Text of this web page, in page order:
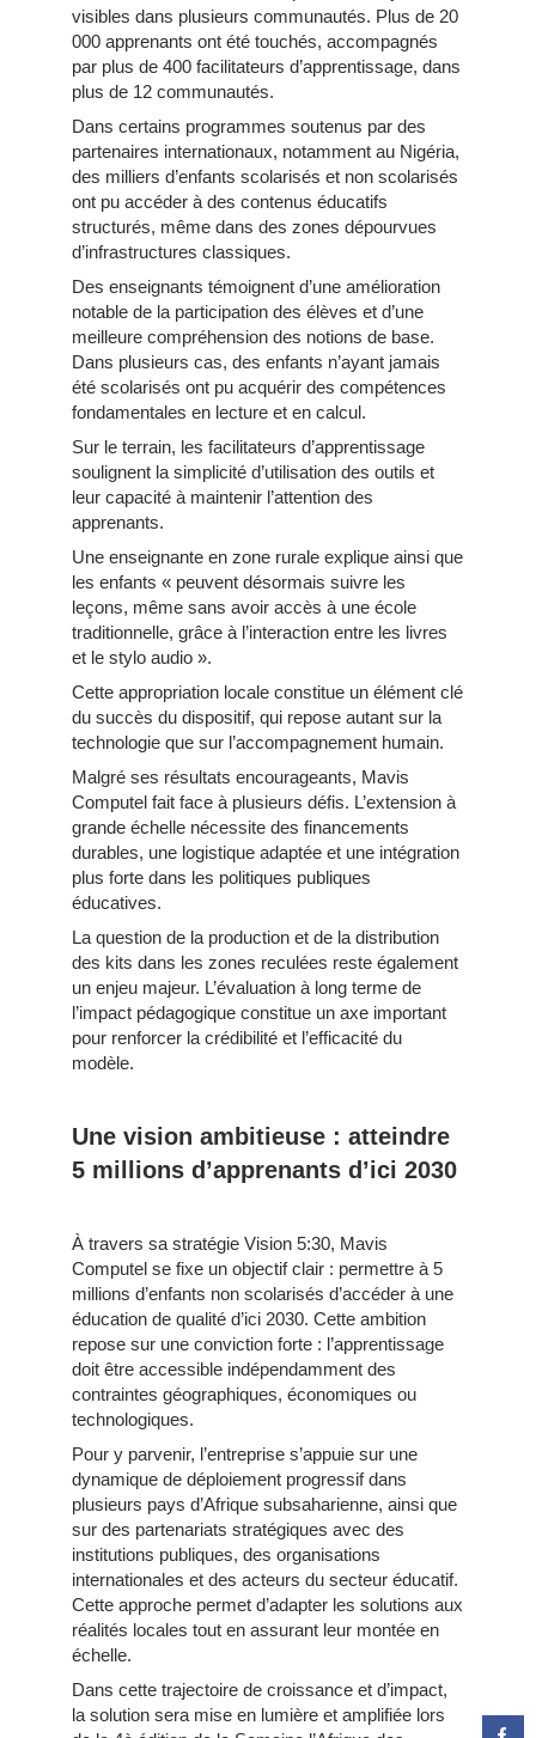
visibles dans plusieurs communautés. Plus de 20
000 apprenants ont été touchés, accompagnés
par plus de 400 facilitateurs d’apprentissage, dans
plus de 12 communautés.
Dans certains programmes soutenus par des
partenaires internationaux, notamment au Nigéria,
des milliers d’enfants scolarisés et non scolarisés
ont pu accéder à des contenus éducatifs
structurés, même dans des zones dépourvues
d’infrastructures classiques.
Des enseignants témoignent d’une amélioration
notable de la participation des élèves et d’une
meilleure compréhension des notions de base.
Dans plusieurs cas, des enfants n’ayant jamais
été scolarisés ont pu acquérir des compétences
fondamentales en lecture et en calcul.
Sur le terrain, les facilitateurs d’apprentissage
soulignent la simplicité d’utilisation des outils et
leur capacité à maintenir l’attention des
apprenants.
Une enseignante en zone rurale explique ainsi que
les enfants « peuvent désormais suivre les
leçons, même sans avoir accès à une école
traditionnelle, grâce à l’interaction entre les livres
et le stylo audio ».
Cette appropriation locale constitue un élément clé
du succès du dispositif, qui repose autant sur la
technologie que sur l’accompagnement humain.
Malgré ses résultats encourageants, Mavis
Computel fait face à plusieurs défis. L’extension à
grande échelle nécessite des financements
durables, une logistique adaptée et une intégration
plus forte dans les politiques publiques
éducatives.
La question de la production et de la distribution
des kits dans les zones reculées reste également
un enjeu majeur. L’évaluation à long terme de
l’impact pédagogique constitue un axe important
pour renforcer la crédibilité et l’efficacité du
modèle.
Une vision ambitieuse : atteindre
5 millions d’apprenants d’ici 2030
À travers sa stratégie Vision 5:30, Mavis
Computel se fixe un objectif clair : permettre à 5
millions d’enfants non scolarisés d’accéder à une
éducation de qualité d’ici 2030. Cette ambition
repose sur une conviction forte : l’apprentissage
doit être accessible indépendamment des
contraintes géographiques, économiques ou
technologiques.
Pour y parvenir, l’entreprise s’appuie sur une
dynamique de déploiement progressif dans
plusieurs pays d’Afrique subsaharienne, ainsi que
sur des partenariats stratégiques avec des
institutions publiques, des organisations
internationales et des acteurs du secteur éducatif.
Cette approche permet d’adapter les solutions aux
réalités locales tout en assurant leur montée en
échelle.
Dans cette trajectoire de croissance et d’impact,
la solution sera mise en lumière et amplifiée lors